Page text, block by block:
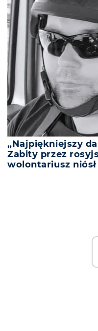
„Najpiękniejszy
Zabity przez
wolontariusz